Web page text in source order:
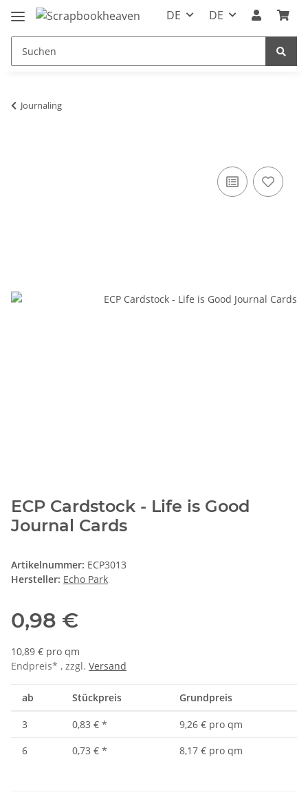
DE DE
Journaling
ECP Cardstock - Life is Good
Journal Cards
Artikelnummer: ECP3013
Hersteller: Echo Park
0,98 €
10,89 € pro qm
Endpreis* , zzgl. Versand
ab Stückpreis Grundpreis
3 0,83 € *
9,26 € pro qm
6
0,73 € * 8,17 € pro qm